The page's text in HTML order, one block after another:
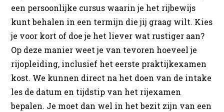
een persoonlijke cursus waarin je het rijbewijs
kunt behalen in een termijn die jij graag wilt. Kies
je voor kort of doe je het liever wat rustiger aan?
Op deze manier weet je van tevoren hoeveel je
rijopleiding, inclusief het eerste praktijkexamen
kost. We kunnen direct na het doen van de intake
les de datum en tijdstip van het rijexamen
bepalen. Je moet dan wel in het bezit zijn van een